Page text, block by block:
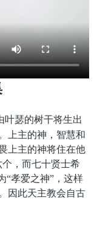
叶瑟的树干将生出
上主的神，智慧和
上主的神将住在他
，而七十贤士希
“孝爱之神”，这样
因此天主教会自古